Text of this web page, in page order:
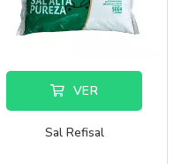
VER
Sal Refisal